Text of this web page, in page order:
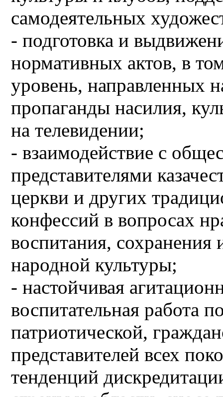
самодеятельных
- подготовка и
нормативных актов, в
уровень, направленных
пропаганды насилия,
на телевидении;
- взаимодействие с
представителями
церкви и других
конфессий в вопросах
воспитания, сохранения
народной культуры;
- настойчивая
воспитательная работа
патриотической,
представителей всех
тенденций